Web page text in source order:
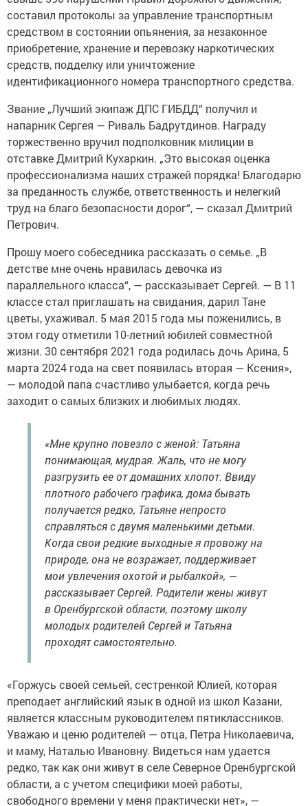
составил протоколы за управление транспортным
средством в состоянии опьянения, за незаконное
приобретение, хранение и перевозку наркотических
средств, подделку или уничтожение
идентификационного номера транспортного средства.
Звание „Лучший экипаж ДПС ГИБДД“ получил и
напарник Сергея — Риваль Бадрутдинов. Награду
торжественно вручил подполковник милиции в
отставке Дмитрий Кухаркин. „Это высокая оценка
профессионализма наших стражей порядка! Благодарю
за преданность службе, ответственность и нелегкий
труд на благо безопасности дорог“, — сказал Дмитрий
Петрович.
Прошу моего собеседника рассказать о семье. „В
детстве мне очень нравилась девочка из
параллельного класса“, — рассказывает Сергей. — В 11
классе стал приглашать на свидания, дарил Тане
цветы, ухаживал. 5 мая 2015 года мы поженились, в
этом году отметили 10-летний юбилей совместной
жизни. 30 сентября 2021 года родилась дочь Арина, 5
марта 2024 года на свет появилась вторая — Ксения»,
— молодой папа счастливо улыбается, когда речь
заходит о самых близких и любимых людях.
«Мне крупно повезло с женой: Татьяна
понимающая, мудрая. Жаль, что не могу
разгрузить ее от домашних хлопот. Ввиду
плотного рабочего графика, дома бывать
получается редко, Татьяне непросто
справляться с двумя маленькими детьми.
Когда свои редкие выходные я провожу на
природе, она не возражает, поддерживает
мои увлечения охотой и рыбалкой», —
рассказывает Сергей. Родители жены живут
в Оренбургской области, поэтому школу
молодых родителей Сергей и Татьяна
проходят самостоятельно.
«Горжусь своей семьей, сестренкой Юлией, которая
преподает английский язык в одной из школ Казани,
является классным руководителем пятиклассников.
Уважаю и ценю родителей — отца, Петра Николаевича,
и маму, Наталью Ивановну. Видеться нам удается
редко, так как они живут в селе Северное Оренбургской
области, а с учетом специфики моей работы,
свободного времени у меня практически нет», —